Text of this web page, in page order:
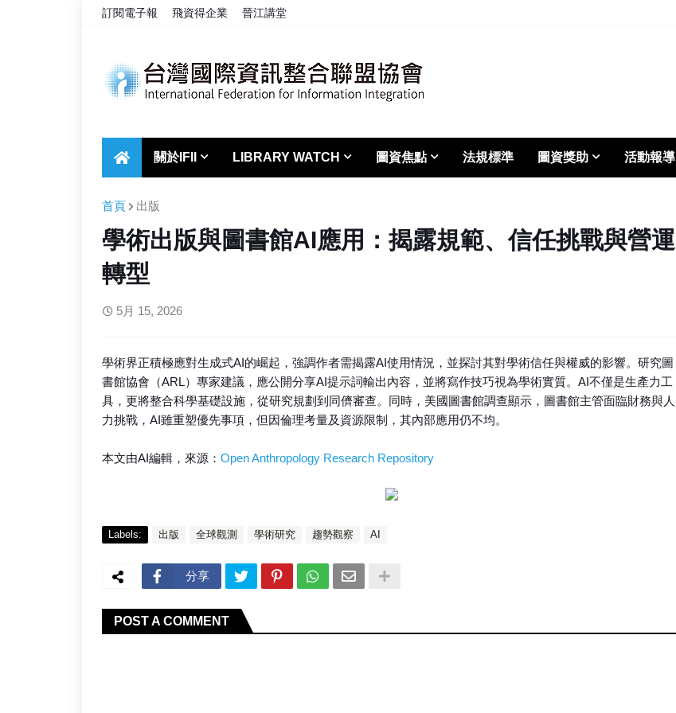
訂閱電子報 飛資得企業 晉江講堂
關於IFII LIBRARY WATCH 圖資焦點 法規標準 圖資獎助 活動報導
首頁 出版
學術出版與圖書館AI應用：揭露規範、信任挑戰與營運
轉型
5月 15, 2026
學術界正積極應對生成式AI的崛起，強調作者需揭露AI使用情況，並探討其對學術信任與權威的影響。研究圖
書館協會（ARL）專家建議，應公開分享AI提示詞輸出內容，並將寫作技巧視為學術實質。AI不僅是生產力工
具，更將整合科學基礎設施，從研究規劃到同儕審查。同時，美國圖書館調查顯示，圖書館主管面臨財務與人
力挑戰，AI雖重塑優先事項，但因倫理考量及資源限制，其內部應用仍不均。
本文由AI編輯，來源： Open Anthropology Research Repository
Labels: 出版 全球觀測 學術研究 趨勢觀察 AI
分享
POST A COMMENT